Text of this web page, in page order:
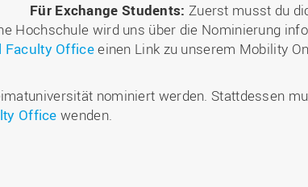
Für Exchange Students: Zuerst musst du
Hochschule wird uns über die Nominierung
Faculty Officeeinen Link zu unserem Mobility
nominiert werden. Stattdessen
Office wenden.